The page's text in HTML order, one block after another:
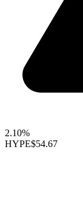
2.10%
HYPE$54.67